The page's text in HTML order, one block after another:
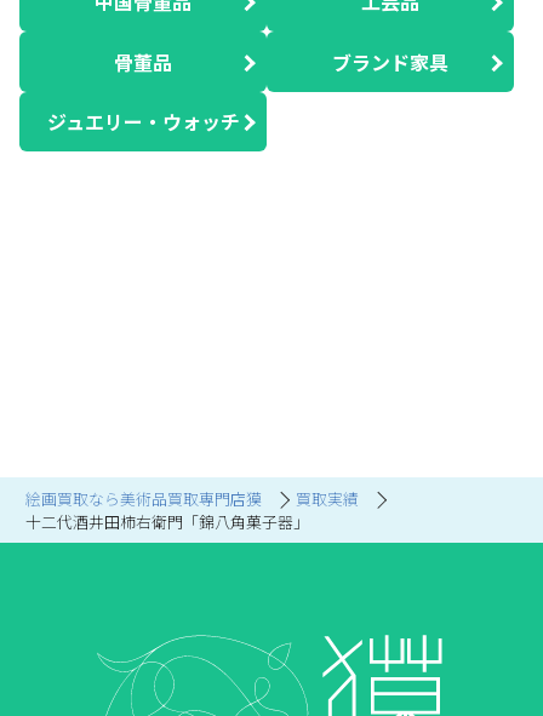
絵画買取なら美術品買取専門店獏
買取実績
十二代酒井田柿右衛門「錦八角菓子器」
骨董品 ブランド家具
ジュエリー・ウォッチ